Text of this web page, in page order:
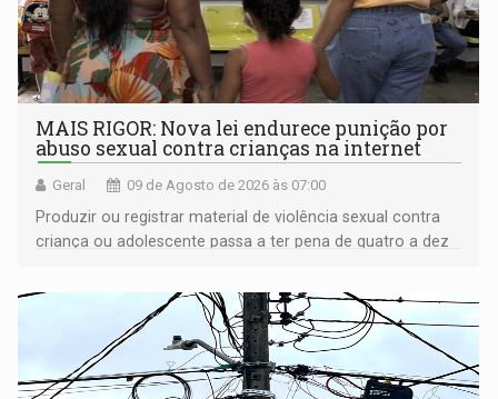
MAIS RIGOR: Nova lei endurece punição por
abuso sexual contra crianças na internet
Geral 09 de Agosto de 2026 às 07:00
Produzir ou registrar material de violência sexual contra
criança ou adolescente passa a ter pena de quatro a dez